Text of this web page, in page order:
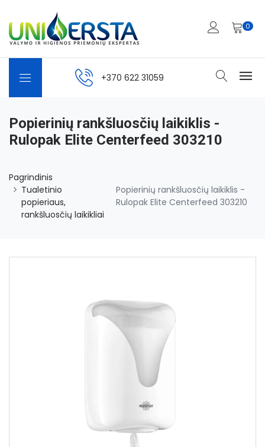
0
+370 622 31059
Popierinių rankšluosčių laikiklis -
Rulopak Elite Centerfeed 303210
Pagrindinis
Tualetinio
popieriaus,
rankšluosčių laikikliai
Popierinių rankšluosčių laikiklis -
Rulopak Elite Centerfeed 303210